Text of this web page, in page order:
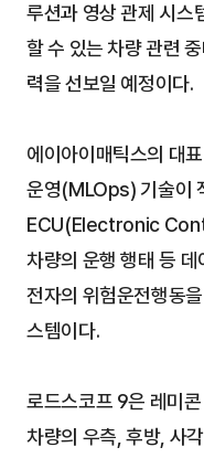
루션과 영상 관제 시스
할 수 있는 차량 관련
력을 선보일 예정이다.
에이아이매틱스의 대
운영(MLOps) 기술이
ECU(Electronic
차량의 운행 행태 등
전자의 위험운전행동
스템이다.
로드스코프 9은 레미
차량의 우측, 후방, 사